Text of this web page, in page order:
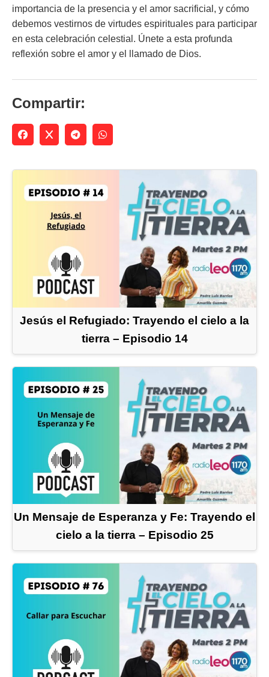
importancia de la presencia y el amor sacrificial, y cómo
debemos vestirnos de virtudes espirituales para participar
en esta celebración celestial. Únete a esta profunda
reflexión sobre el amor y el llamado de Dios.
Compartir:
Jesús el Refugiado: Trayendo el cielo a la
tierra – Episodio 14
Un Mensaje de Esperanza y Fe: Trayendo el
cielo a la tierra – Episodio 25